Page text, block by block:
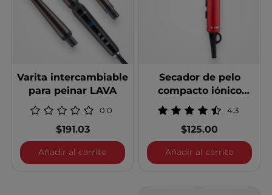
Varita intercambiable
para peinar LAVA
0.0
$191.03
Añadir al carrito Varita intercambiable para peinar LAVA
Secador de pelo
compacto iónico
avanzado de la serie
1875 - Rojo
4.3
$125.00
Añadir al carrito